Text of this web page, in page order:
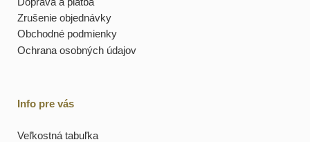
Zrušenie objednávky
Obchodné podmienky
Ochrana osobných údajov
Info pre vás
Veľkostná tabuľka